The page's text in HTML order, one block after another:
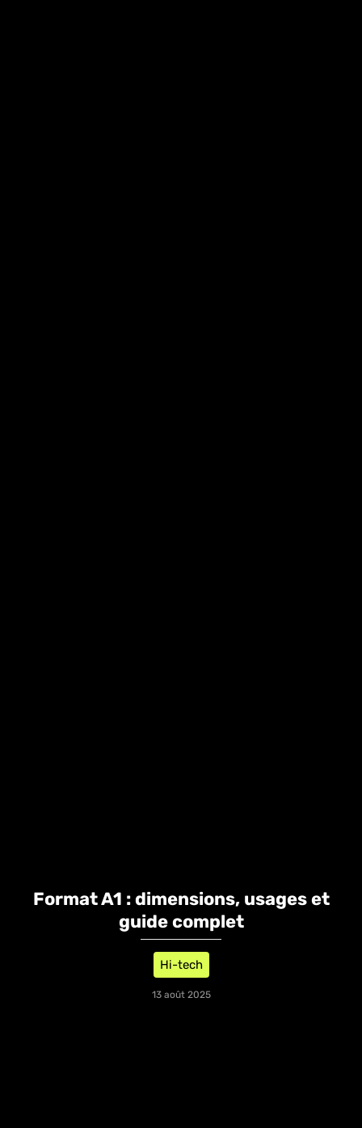
Format A1 : dimensions, usages et
guide complet
Hi-tech
13 août 2025